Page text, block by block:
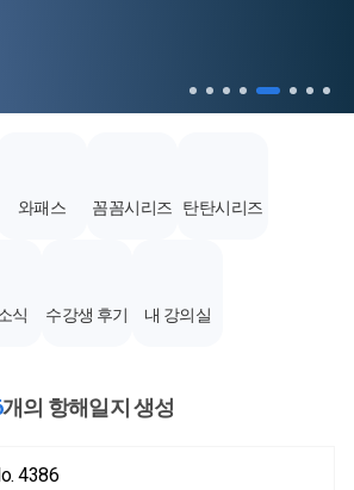
와패스 꼼꼼시리즈 탄탄시리즈
식 수강생 후기 내 강의실
개의 항해일지 생성
4386